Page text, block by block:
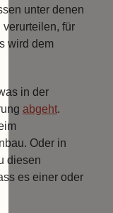
unter denen
für
wird dem
in der
abgeht.
Oder in
diesen
es einer oder